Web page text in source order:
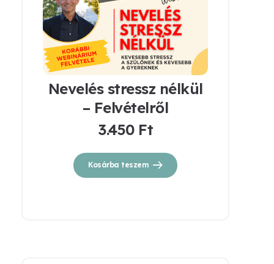
Nevelés stressz nélkül
– Felvételről
3.450 Ft
Kosárba teszem